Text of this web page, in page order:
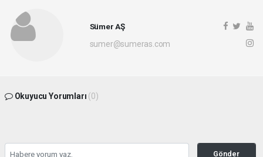
Sümer AŞ
sumer@sumeras.com
Okuyucu Yorumları (0)
Gönder